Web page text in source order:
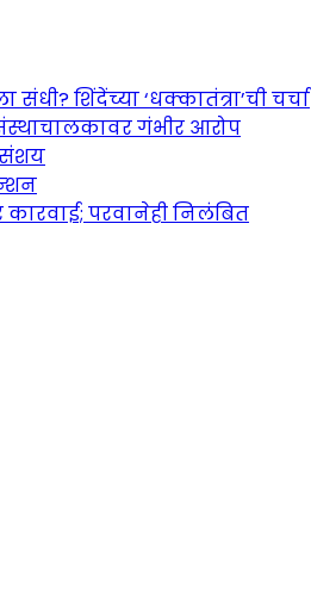
शिंदेंच्या ‘धक्कातंत्रा’ची चर्चा
गंभीर आरोप
संशय
परवानेही निलंबित